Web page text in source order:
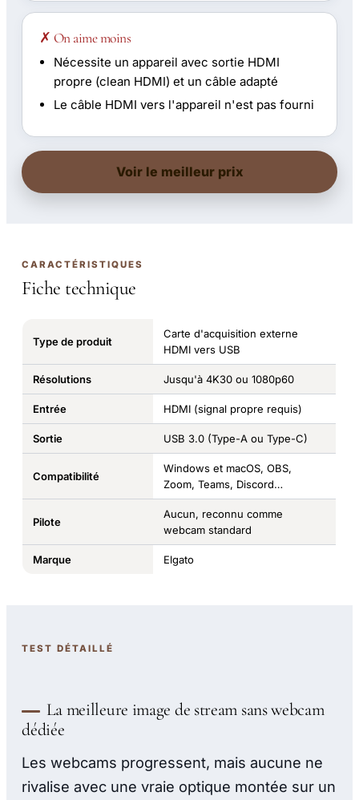
✗ On aime moins
Nécessite un appareil avec sortie HDMI
propre (clean HDMI) et un câble adapté
Le câble HDMI vers l'appareil n'est pas fourni
Voir le meilleur prix
CARACTÉRISTIQUES
Fiche technique
Type de produit
Carte d'acquisition externe
HDMI vers USB
Résolutions Jusqu'à 4K30 ou 1080p60
Entrée HDMI (signal propre requis)
Sortie USB 3.0 (Type-A ou Type-C)
Compatibilité
Windows et macOS, OBS,
Zoom, Teams, Discord…
Pilote
Aucun, reconnu comme
webcam standard
Marque Elgato
TEST DÉTAILLÉ
La meilleure image de stream sans webcam
dédiée
Les webcams progressent, mais aucune ne
rivalise avec une vraie optique montée sur un